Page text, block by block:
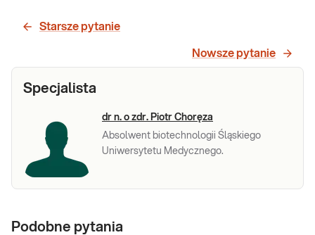
skórnych
Badanie mykologiczne wykonywane ze
ewentualnym wstrzymaniu stosowanego
aktualnie leczenia ogólnego i miejscowego.
Starsze pytanie
Nowsze pytanie
Specjalista
dr n. o zdr. Piotr Choręza
Absolwent biotechnologii Śląskiego
Uniwersytetu Medycznego.
Podobne pytania